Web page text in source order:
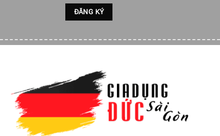
Đi kèmcó mộtbộ lọc MAXTRA + Universal (cũngtương
cung cấp150 lít
Thay đổi bộ lọc hàng tháng để lọc tối ưu.